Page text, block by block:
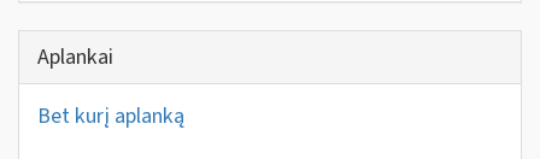
Aplankai
Bet kurį aplanką